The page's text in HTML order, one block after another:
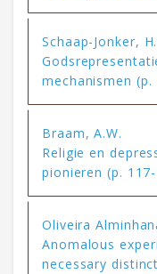
Schaap-Jonker, H.
mechanismen (p.
Braam, A.W.
Religie en
pionieren (p.
Oliveira
Anomalous
necessary